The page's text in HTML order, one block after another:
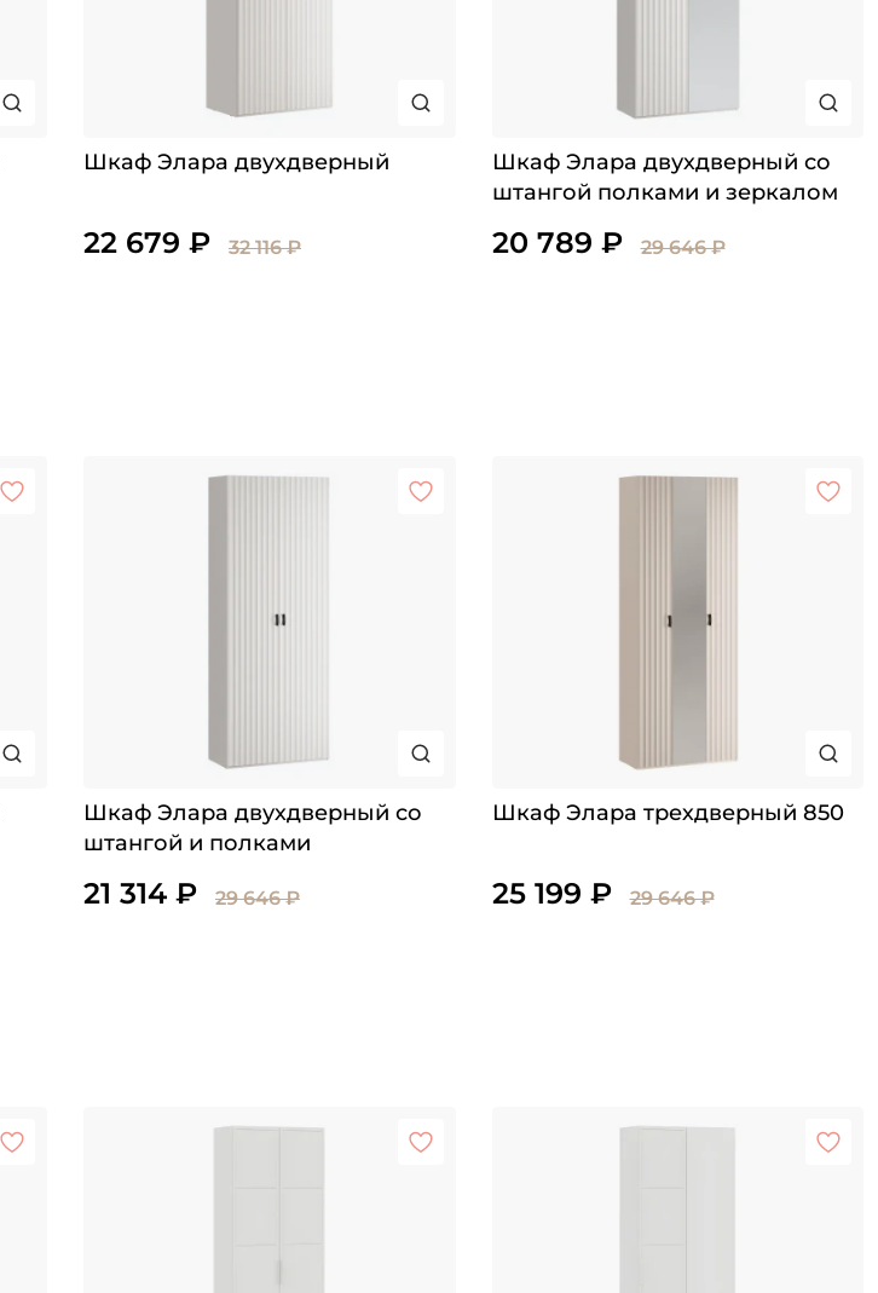
Шкаф Элара двухдверный
22 679 ₽ 32 116 ₽
Шкаф Элара двухдверный со
штангой полками и зеркалом
20 789 ₽ 29 646 ₽
Шкаф Элара двухдверный со
штангой и полками
21 314 ₽ 29 646 ₽
Шкаф Элара трехдверный 850
25 199 ₽ 29 646 ₽